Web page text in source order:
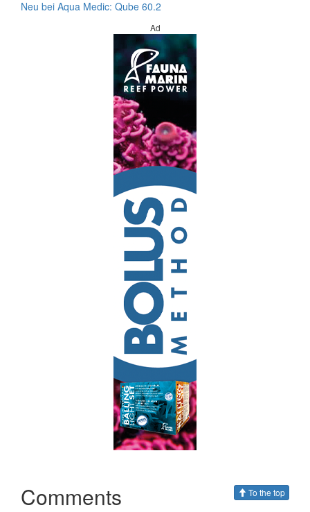
Neu bei Aqua Medic: Qube 60.2
Ad
Comments To the top